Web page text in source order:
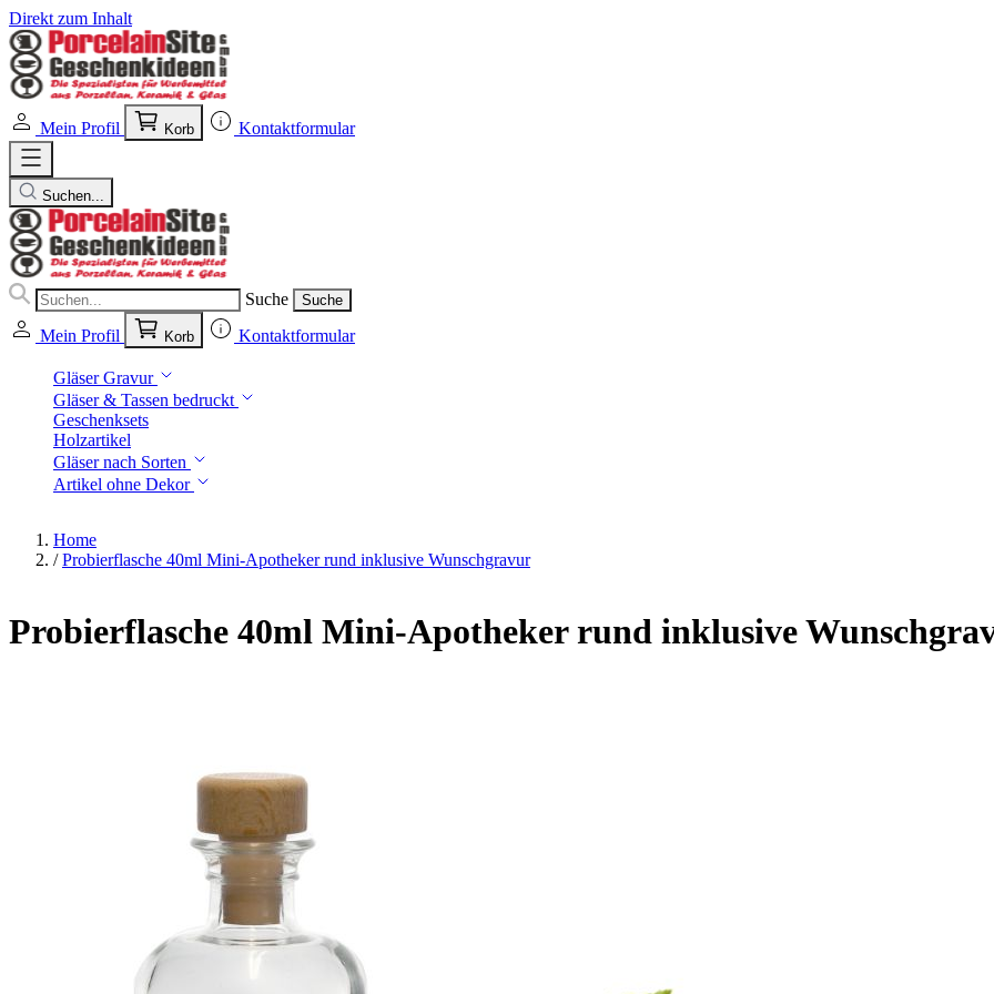
Direkt zum Inhalt
Mein Profil Korb Kontaktformular
Suchen...
Suche Suche
Mein Profil Korb Kontaktformular
Gläser Gravur
Gläser & Tassen bedruckt
Geschenksets
Holzartikel
Gläser nach Sorten
Artikel ohne Dekor
Home
/ Probierflasche 40ml Mini-Apotheker rund inklusive Wunschgravur
Probierflasche 40ml Mini-Apotheker rund inklusive